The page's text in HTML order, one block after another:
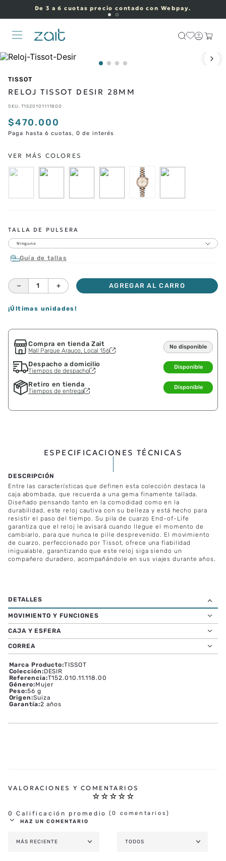
De 3 a 6 cuotas precio contado con Webpay.
TISSOT
RELOJ TISSOT DESIR 28MM
SKU: T1520101111800
$470.000
Paga hasta 6 cuotas, 0 de interés
TALLA DE PULSERA
Ninguno
Guía de tallas
＋
－ AGREGAR AL CARRO
¡Últimas unidades!
Compra en tienda Zait
Mall Parque Arauco, Local 156
No disponible
Despacho a domicilio
Tiempos de despacho
Disponible
Retiro en tienda
Tiempos de entrega
Disponible
ESPECIFICACIONES TÉCNICAS
Entre las características que definen esta colección destaca la
caja abombada, que recuerda a una gema finamente tallada.
Diseñado pensando tanto en la comodidad como en la
durabilidad, este reloj cautiva con su belleza y está hecho para
resistir el paso del tiempo. Su pila de cuarzo End-of-Life
garantiza que el reloj le avisará cuando llegue el momento de
cambiarlo, para que nunca le pille desprevenido. El movimiento
de cuarzo, perfeccionado por Tissot, ofrece una fiabilidad
inigualable, garantizando que este reloj siga siendo un
compañero duradero, acompañándole en sus viajes durante años.
MOVIMIENTO Y FUNCIONES
CAJA Y ESFERA
CORREA
Marca Producto:TISSOT
Colección:DESIR
Referencia:T152.010.11.118.00
Género:Mujer
Peso:56 g
Origen:Suiza
Garantía:2 años
☆ ☆ ☆ ☆ ☆
0 Calificación promedio (0 comentarios)
HAZ UN COMENTARIO
MÁS RECIENTE TODOS